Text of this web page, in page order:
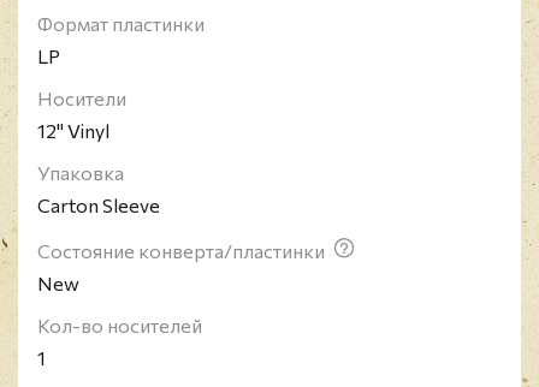
Формат пластинки
LP
Носители
12" Vinyl
Упаковка
Carton Sleeve
Состояние конверта/пластинки
New
Кол-во носителей
1